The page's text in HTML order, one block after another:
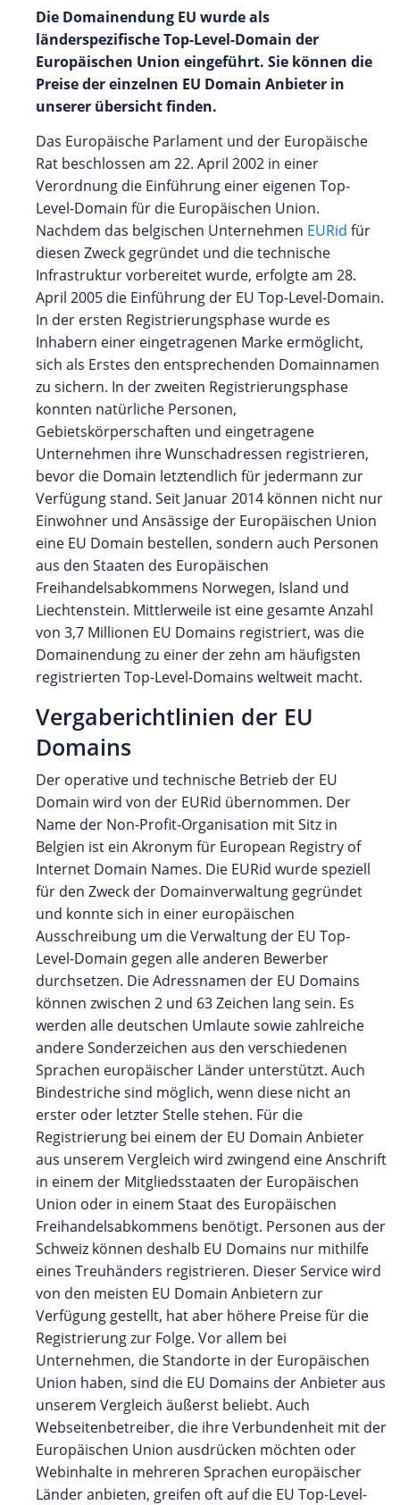
Die Domainendung EU wurde als
länderspezifische Top-Level-Domain der
Europäischen Union eingeführt. Sie können die
Preise der einzelnen EU Domain Anbieter in
unserer übersicht finden.
Das Europäische Parlament und der Europäische
Rat beschlossen am 22. April 2002 in einer
Verordnung die Einführung einer eigenen Top-
Level-Domain für die Europäischen Union.
Nachdem das belgischen Unternehmen EURid für
diesen Zweck gegründet und die technische
Infrastruktur vorbereitet wurde, erfolgte am 28.
April 2005 die Einführung der EU Top-Level-Domain.
In der ersten Registrierungsphase wurde es
Inhabern einer eingetragenen Marke ermöglicht,
sich als Erstes den entsprechenden Domainnamen
zu sichern. In der zweiten Registrierungsphase
konnten natürliche Personen,
Gebietskörperschaften und eingetragene
Unternehmen ihre Wunschadressen registrieren,
bevor die Domain letztendlich für jedermann zur
Verfügung stand. Seit Januar 2014 können nicht nur
Einwohner und Ansässige der Europäischen Union
eine EU Domain bestellen, sondern auch Personen
aus den Staaten des Europäischen
Freihandelsabkommens Norwegen, Island und
Liechtenstein. Mittlerweile ist eine gesamte Anzahl
von 3,7 Millionen EU Domains registriert, was die
Domainendung zu einer der zehn am häufigsten
registrierten Top-Level-Domains weltweit macht.
Vergaberichtlinien der EU
Domains
Der operative und technische Betrieb der EU
Domain wird von der EURid übernommen. Der
Name der Non-Profit-Organisation mit Sitz in
Belgien ist ein Akronym für European Registry of
Internet Domain Names. Die EURid wurde speziell
für den Zweck der Domainverwaltung gegründet
und konnte sich in einer europäischen
Ausschreibung um die Verwaltung der EU Top-
Level-Domain gegen alle anderen Bewerber
durchsetzen. Die Adressnamen der EU Domains
können zwischen 2 und 63 Zeichen lang sein. Es
werden alle deutschen Umlaute sowie zahlreiche
andere Sonderzeichen aus den verschiedenen
Sprachen europäischer Länder unterstützt. Auch
Bindestriche sind möglich, wenn diese nicht an
erster oder letzter Stelle stehen. Für die
Registrierung bei einem der EU Domain Anbieter
aus unserem Vergleich wird zwingend eine Anschrift
in einem der Mitgliedsstaaten der Europäischen
Union oder in einem Staat des Europäischen
Freihandelsabkommens benötigt. Personen aus der
Schweiz können deshalb EU Domains nur mithilfe
eines Treuhänders registrieren. Dieser Service wird
von den meisten EU Domain Anbietern zur
Verfügung gestellt, hat aber höhere Preise für die
Registrierung zur Folge. Vor allem bei
Unternehmen, die Standorte in der Europäischen
Union haben, sind die EU Domains der Anbieter aus
unserem Vergleich äußerst beliebt. Auch
Webseitenbetreiber, die ihre Verbundenheit mit der
Europäischen Union ausdrücken möchten oder
Webinhalte in mehreren Sprachen europäischer
Länder anbieten, greifen oft auf die EU Top-Level-